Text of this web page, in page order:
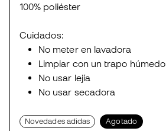
100% poliéster
Cuidados:
No meter en lavadora
Limpiar con un trapo húmedo
No usar lejía
No usar secadora
Novedades adidas Agotado